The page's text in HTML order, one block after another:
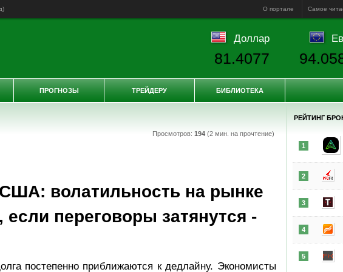
) О портале Самое
Просмотров: 194(2 мин. на прочтение)
волатильность на рынке
переговоры затянутся -
постепенно приближаются к дедлайну. Экономисты
РЕЙТИНГ
1
2
3
4
5
Доллар
81.4077
ПРОГНОЗЫ ТРЕЙДЕРУ БИБЛИОТЕКА